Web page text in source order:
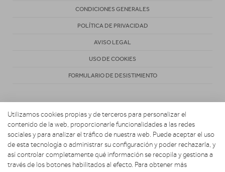
CONDICIONES GENERALES
POLÍTICA DE PRIVACIDAD
AVISO LEGAL
USO DE COOKIES
FORMULARIO DE DESISTIMIENTO
Copyright 2026. ACOSTA HOGAR CONFORT Y DESCANSO
Utilizamos cookies propias y de terceros para personalizar el
contenido de la web, proporcionarle funcionalidades a las redes
sociales y para analizar el tráfico de nuestra web. Puede aceptar el uso
de esta tecnología o administrar su configuración y poder rechazarla, y
así controlar completamente qué información se recopila y gestiona a
través de los botones habilitados al efecto. Para obtener más